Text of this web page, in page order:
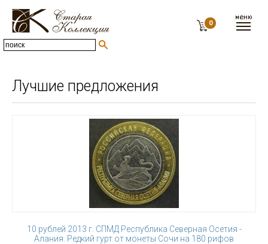
0
Лучшие предложения
10 рублей 2013 г. СПМД Республика Северная Осетия -
Алания. Редкий гурт от монеты Сочи на 180 рифов